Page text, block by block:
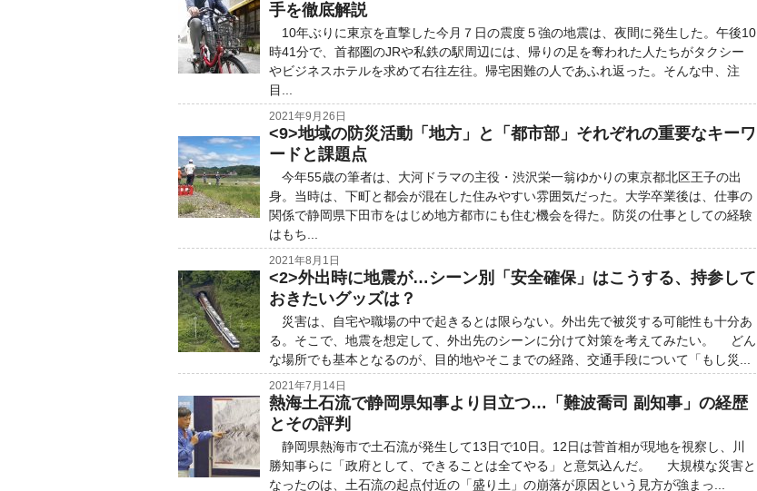
手を徹底解説
10年ぶりに東京を直撃した今月７日の震度５強の地震は、夜間に発生した。午後10
時41分で、首都圏のJRや私鉄の駅周辺には、帰りの足を奪われた人たちがタクシー
やビジネスホテルを求めて右往左往。帰宅困難の人であふれ返った。そんな中、注
目...
2021年9月26日
<9>地域の防災活動「地方」と「都市部」それぞれの重要なキーワ
ードと課題点
今年55歳の筆者は、大河ドラマの主役・渋沢栄一翁ゆかりの東京都北区王子の出
身。当時は、下町と都会が混在した住みやすい雰囲気だった。大学卒業後は、仕事の
関係で静岡県下田市をはじめ地方都市にも住む機会を得た。防災の仕事としての経験
はもち...
2021年8月1日
<2>外出時に地震が…シーン別「安全確保」はこうする、持参して
おきたいグッズは？
災害は、自宅や職場の中で起きるとは限らない。外出先で被災する可能性も十分あ
る。そこで、地震を想定して、外出先のシーンに分けて対策を考えてみたい。 どん
な場所でも基本となるのが、目的地やそこまでの経路、交通手段について「もし災...
2021年7月14日
熱海土石流で静岡県知事より目立つ…「難波喬司 副知事」の経歴
とその評判
静岡県熱海市で土石流が発生して13日で10日。12日は菅首相が現地を視察し、川
勝知事らに「政府として、できることは全てやる」と意気込んだ。 大規模な災害と
なったのは、土石流の起点付近の「盛り土」の崩落が原因という見方が強まっ...